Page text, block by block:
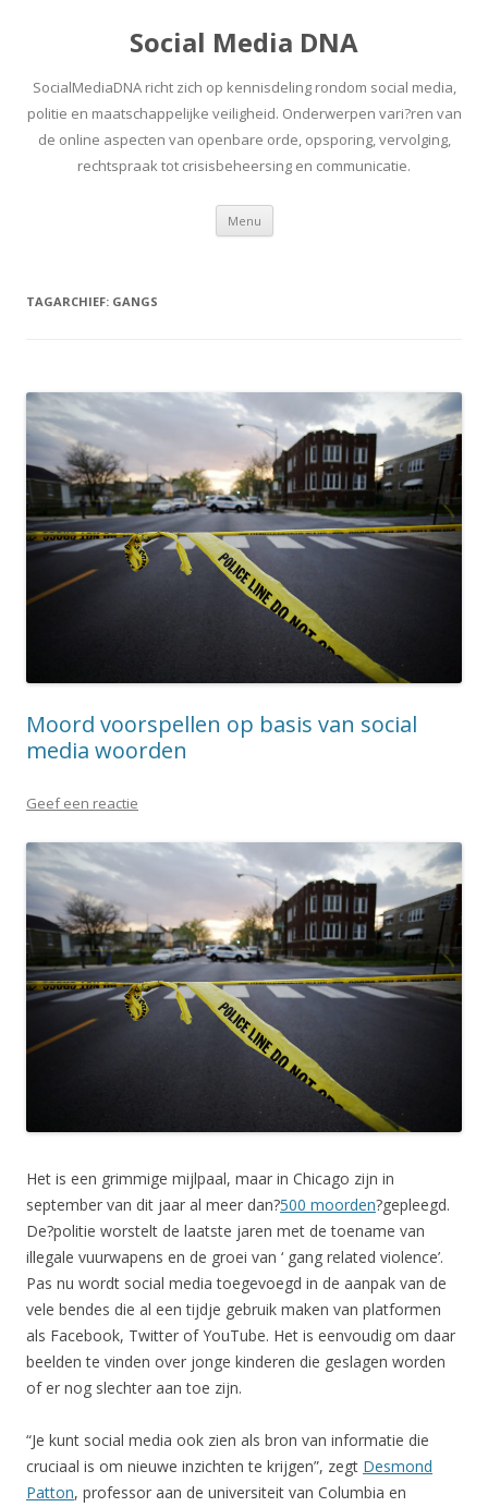
Social Media DNA
SocialMediaDNA richt zich op kennisdeling rondom social media,
politie en maatschappelijke veiligheid. Onderwerpen vari?ren van
de online aspecten van openbare orde, opsporing, vervolging,
rechtspraak tot crisisbeheersing en communicatie.
Menu Spring
inhoud
TAGARCHIEF: GANGS
Moord voorspellen op basis van social
media woorden
Geef een reactie
Het is een grimmige mijlpaal, maar in Chicago zijn in
september van dit jaar al meer dan?500 moorden?gepleegd.
De?politie worstelt de laatste jaren met de toename van
illegale vuurwapens en de groei van ‘ gang related violence’.
Pas nu wordt social media toegevoegd in de aanpak van de
vele bendes die al een tijdje gebruik maken van platformen
als Facebook, Twitter of YouTube. Het is eenvoudig om daar
beelden te vinden over jonge kinderen die geslagen worden
of er nog slechter aan toe zijn.
“Je kunt social media ook zien als bron van informatie die
cruciaal is om nieuwe inzichten te krijgen”, zegt Desmond
Patton, professor aan de universiteit van Columbia en